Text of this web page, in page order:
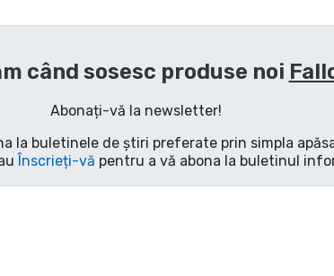
când sosesc produse noi
Abonați-vă la newsletter!
la buletinele de știri preferate prin simpla
Înscrieți-vă pentru a vă abona la buletinul